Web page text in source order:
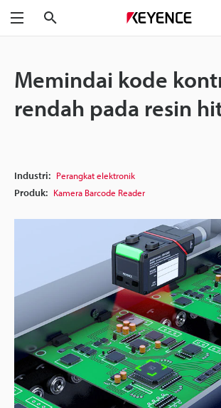
Menu
Memindai kode
rendah pada resin
Industri: Perangkat elektronik
Produk: Kamera Barcode Reader